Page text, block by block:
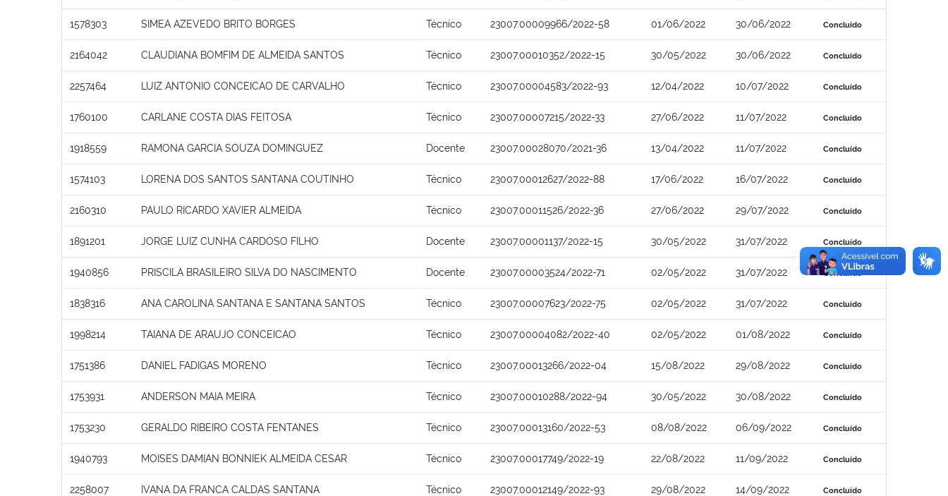
1578303 SIMEA AZEVEDO BRITO BORGES Técnico 23007.00009966/2022-58 01/06/2022 30/06/2022 Concluído
2164042 CLAUDIANA BOMFIM DE ALMEIDA SANTOS Técnico 23007.00010352/2022-15 30/05/2022 30/06/2022 Concluído
2257464 LUIZ ANTONIO CONCEICAO DE CARVALHO Técnico 23007.00004583/2022-93 12/04/2022 10/07/2022 Concluído
1760100 CARLANE COSTA DIAS FEITOSA Técnico 23007.00007215/2022-33 27/06/2022 11/07/2022 Concluído
1918559 RAMONA GARCIA SOUZA DOMINGUEZ Docente 23007.00028070/2021-36 13/04/2022 11/07/2022 Concluído
1574103 LORENA DOS SANTOS SANTANA COUTINHO Técnico 23007.00012627/2022-88 17/06/2022 16/07/2022 Concluído
2160310 PAULO RICARDO XAVIER ALMEIDA Técnico 23007.00011526/2022-36 27/06/2022 29/07/2022 Concluído
1891201 JORGE LUIZ CUNHA CARDOSO FILHO Docente 23007.00001137/2022-15 30/05/2022 31/07/2022 Concluído
1940856 PRISCILA BRASILEIRO SILVA DO NASCIMENTO Docente 23007.00003524/2022-71 02/05/2022 31/07/2022 Concluído
1838316 ANA CAROLINA SANTANA E SANTANA SANTOS Técnico 23007.00007623/2022-75 02/05/2022 31/07/2022 Concluído
1998214 TAIANA DE ARAUJO CONCEICAO Técnico 23007.00004082/2022-40 02/05/2022 01/08/2022 Concluído
1751386 DANIEL FADIGAS MORENO Técnico 23007.00013266/2022-04 15/08/2022 29/08/2022 Concluído
1753931 ANDERSON MAIA MEIRA Técnico 23007.00010288/2022-94 30/05/2022 30/08/2022 Concluído
1753230 GERALDO RIBEIRO COSTA FENTANES Técnico 23007.00013160/2022-53 08/08/2022 06/09/2022 Concluído
1940793 MOISES DAMIAN BONNIEK ALMEIDA CESAR Técnico 23007.00017749/2022-19 22/08/2022 11/09/2022 Concluído
2258007 IVANA DA FRANCA CALDAS SANTANA Técnico 23007.00012149/2022-93 29/08/2022 14/09/2022 Concluído